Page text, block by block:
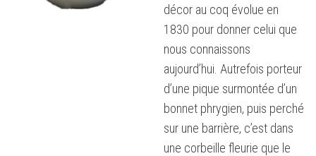
décor au coq évolue en
1830 pour donner celui que
nous connaissons
aujourd’hui. Autrefois porteur
d’une pique surmontée d’un
bonnet phrygien, puis perché
sur une barrière, c’est dans
une corbeille fleurie que le